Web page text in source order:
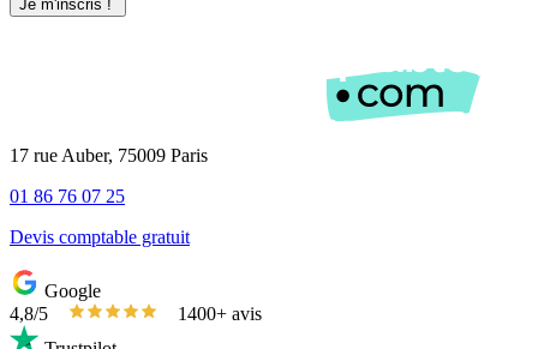
17 rue Auber, 75009 Paris
01 86 76 07 25
Devis comptable gratuit
Google
4,8/5
1400+ avis